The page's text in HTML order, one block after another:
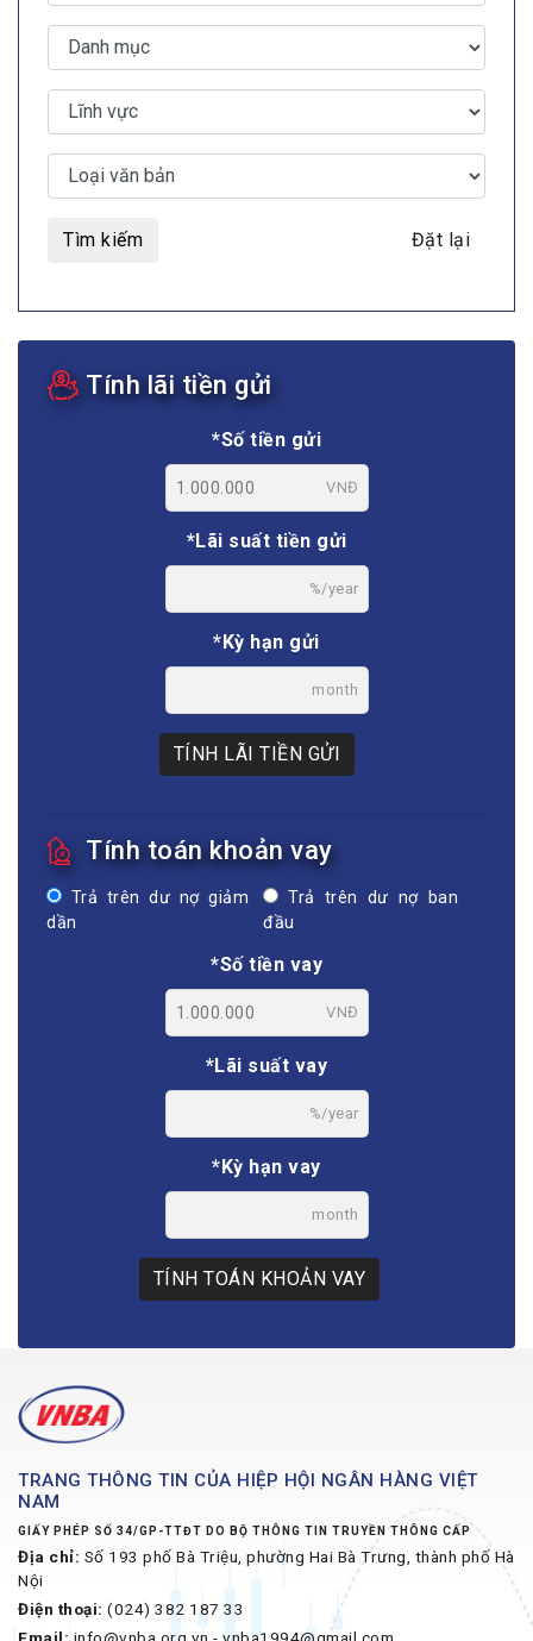
*Số tiền gửi
VNĐ
*Lãi suất tiền gửi
%/year
*Kỳ hạn gửi
month
Tính toán khoản vay
Trả trên dư nợ giảm
Trả trên dư nợ ban
đầu
*Số tiền vay
VNĐ
*Lãi suất vay
%/year
*Kỳ hạn vay
month
TRANG THÔNG TIN CỦA HIỆP HỘI NGÂN HÀNG VIỆT
NAM
GIẤY PHÉP SỐ 34/GP-TTĐT DO BỘ THÔNG TIN TRUYỀN THÔNG CẤP
Địa chỉ:
Số 193 phố Bà Triệu, phường Hai Bà Trưng, thành phố Hà
Nội